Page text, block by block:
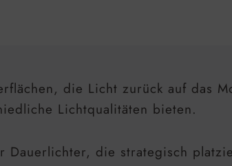
die Licht zurück auf das
Lichtqualitäten bieten.
Dauerlichter, die strategisch